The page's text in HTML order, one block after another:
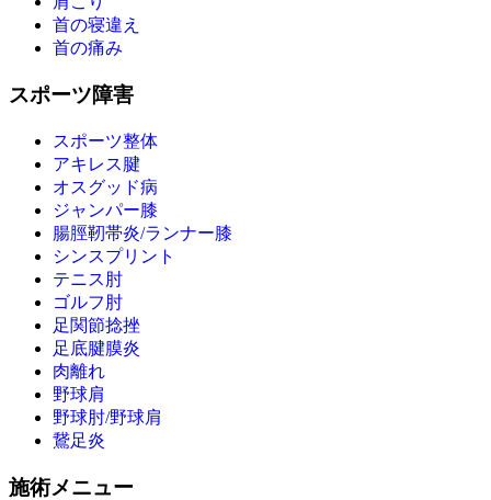
首の寝違え
首の痛み
スポーツ障害
スポーツ整体
アキレス腱
オスグッド病
ジャンパー膝
腸脛靭帯炎/ランナー膝
シンスプリント
テニス肘
ゴルフ肘
足関節捻挫
足底腱膜炎
肉離れ
野球肩
野球肘/野球肩
鵞足炎
施術メニュー